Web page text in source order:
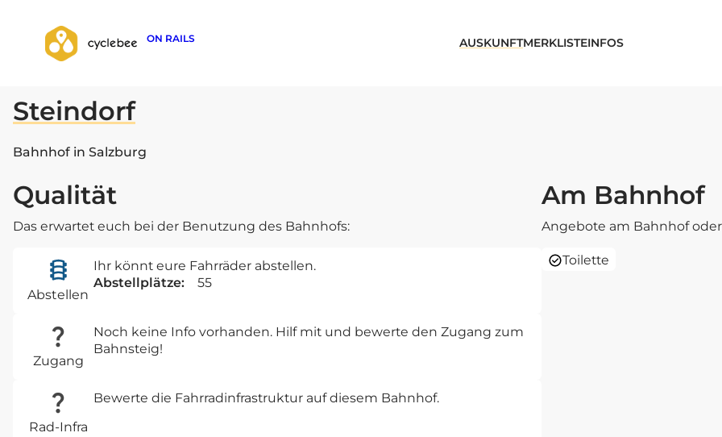
ON RAILS AUSKUNFTMERKLISTEINFOS
zurück zur Suche
Steindorf
Bahnhof in Salzburg
Qualität
Das erwartet euch bei der Benutzung des Bahnhofs:
Abstellen
Ihr könnt eure Fahrräder abstellen.
Abstellplätze:
55
Zugang
Noch keine Info vorhanden. Hilf mit und bewerte den Zugang zum
Bahnsteig!
Rad-Infra
Bewerte die Fahrradinfrastruktur auf diesem Bahnhof.
Am Bahnhof
Angebote am Bahnhof
Toilette